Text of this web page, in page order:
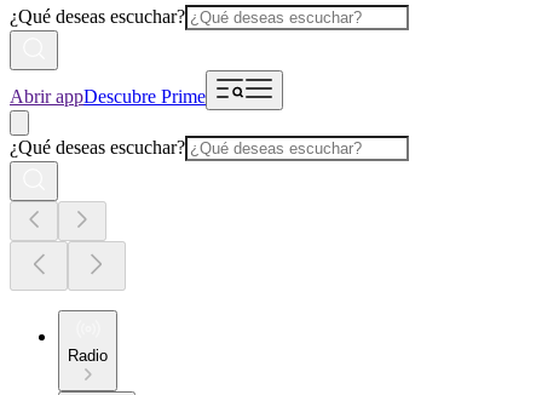
¿Qué deseas escuchar?
Abrir appDescubre Prime
¿Qué deseas escuchar?
Radio